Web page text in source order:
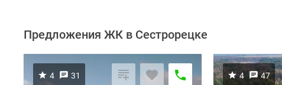
Предложения ЖК в Сестрорецке
4 31 4 47